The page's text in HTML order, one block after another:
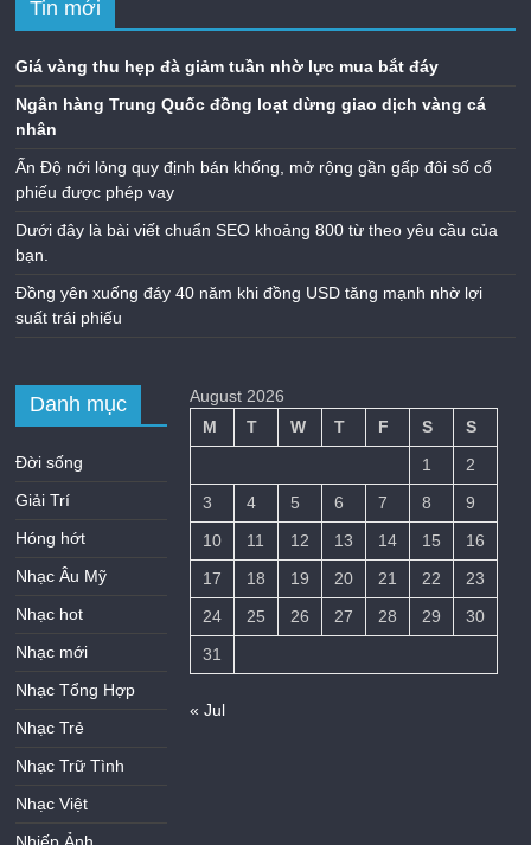
Tin mới
Giá vàng thu hẹp đà giảm tuần nhờ lực mua bắt đáy
Ngân hàng Trung Quốc đồng loạt dừng giao dịch vàng cá
nhân
Ấn Độ nới lỏng quy định bán khống, mở rộng gần gấp đôi số cổ
phiếu được phép vay
Dưới đây là bài viết chuẩn SEO khoảng 800 từ theo yêu cầu của
bạn.
Đồng yên xuống đáy 40 năm khi đồng USD tăng mạnh nhờ lợi
suất trái phiếu
Danh mục
Đời sống
Giải Trí
Hóng hớt
Nhạc Âu Mỹ
Nhạc hot
Nhạc mới
Nhạc Tổng Hợp
Nhạc Trẻ
Nhạc Trữ Tình
Nhạc Việt
August 2026
M
T W T F S
S
1
2
3
4 5 6 7 8
9
10
11 12 13 14 15
16
17
18 19 20 21 22
23
24
25 26 27 28 29
30
31
« Jul